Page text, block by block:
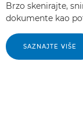
Brzo skenirajte,
dokumente kao
SAZNAJTE VIŠE